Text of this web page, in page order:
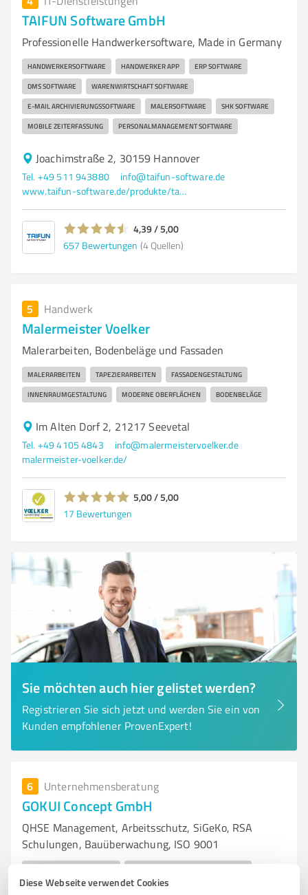
Diese Webseite verwendet Cookies
TAIFUN Software GmbH
Professionelle Handwerkersoftware, Made in Germany
HANDWERKERSOFTWARE HANDWERKER APP ERP SOFTWARE
DMS SOFTWARE WARENWIRTSCHAFT SOFTWARE
E-MAIL ARCHIVIERUNGSSOFTWARE MALERSOFTWARE SHK SOFTWARE
MOBILE ZEITERFASSUNG PERSONALMANAGEMENT SOFTWARE
Joachimstraße 2, 30159 Hannover
Tel. +49 511 943880
info@taifun-software.de
www.taifun-software.de/produkte/taifunplus/
4,39 / 5,00
657 Bewertungen (4 Quellen)
5 Handwerk
Malermeister Voelker
Malerarbeiten, Bodenbeläge und Fassaden
MALERARBEITEN TAPEZIERARBEITEN FASSADENGESTALTUNG
INNENRAUMGESTALTUNG MODERNE OBERFLÄCHEN BODENBELÄGE
Im Alten Dorf 2, 21217 Seevetal
Tel. +49 4105 4843
info@malermeistervoelker.de
malermeister-voelker.de/
5,00 / 5,00
17 Bewertungen
Sie möchten auch hier gelistet werden?
Registrieren Sie sich jetzt und werden Sie ein von
Kunden empfohlener ProvenExpert!
6 Unternehmensberatung
GOKUI Concept GmbH
QHSE Management, Arbeitsschutz, SiGeKo, RSA
Schulungen, Bauüberwachung, ISO 9001
ISO 9001 QUALITÄTSMANAGEMENT ISO 14001 UMWELTMANAGEMENT